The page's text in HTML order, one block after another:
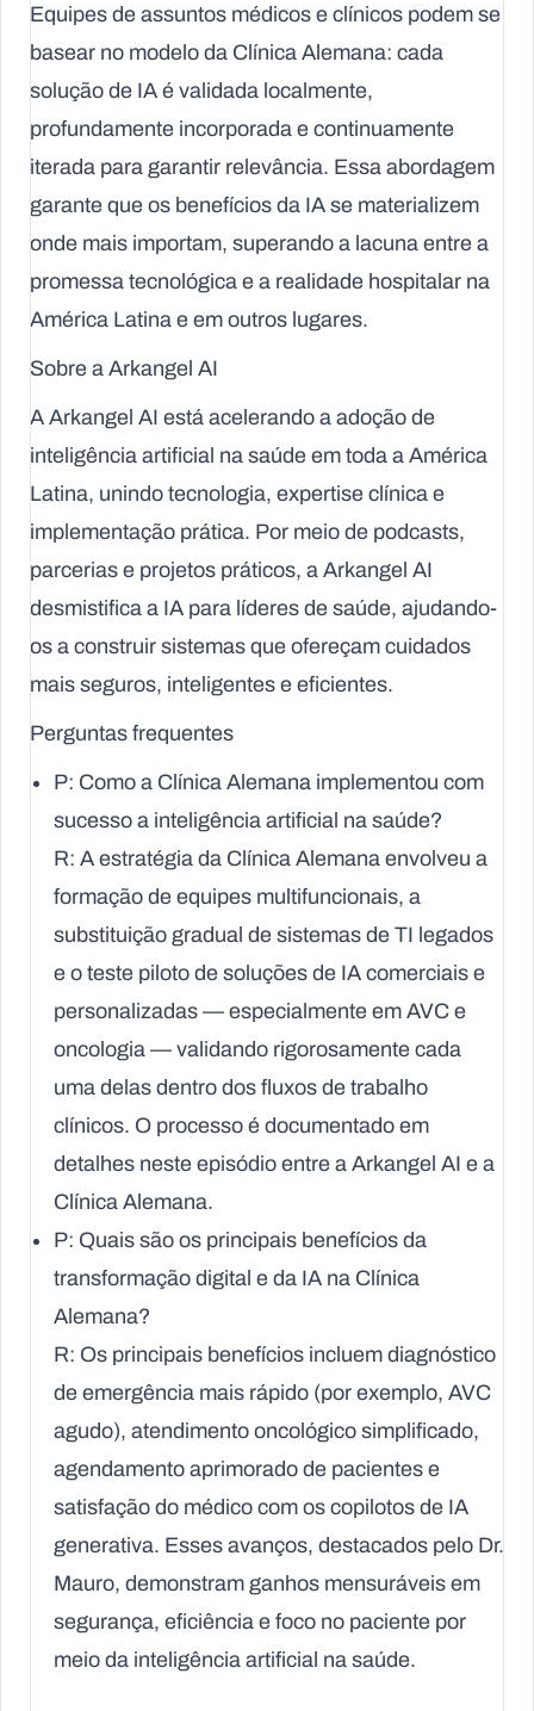
Equipes de assuntos médicos e clínicos podem se
basear no modelo da Clínica Alemana: cada
solução de IA é validada localmente,
profundamente incorporada e continuamente
iterada para garantir relevância. Essa abordagem
garante que os benefícios da IA se materializem
onde mais importam, superando a lacuna entre a
promessa tecnológica e a realidade hospitalar na
América Latina e em outros lugares.
Sobre a Arkangel AI
A Arkangel AI está acelerando a adoção de
inteligência artificial na saúde em toda a América
Latina, unindo tecnologia, expertise clínica e
implementação prática. Por meio de podcasts,
parcerias e projetos práticos, a Arkangel AI
desmistifica a IA para líderes de saúde, ajudando-
os a construir sistemas que ofereçam cuidados
mais seguros, inteligentes e eficientes.
Perguntas frequentes
P: Como a Clínica Alemana implementou com
sucesso a inteligência artificial na saúde?
R: A estratégia da Clínica Alemana envolveu a
formação de equipes multifuncionais, a
substituição gradual de sistemas de TI legados
e o teste piloto de soluções de IA comerciais e
personalizadas — especialmente em AVC e
oncologia — validando rigorosamente cada
uma delas dentro dos fluxos de trabalho
clínicos. O processo é documentado em
detalhes neste episódio entre a Arkangel AI e a
Clínica Alemana.
P: Quais são os principais benefícios da
transformação digital e da IA na Clínica
Alemana?
R: Os principais benefícios incluem diagnóstico
de emergência mais rápido (por exemplo, AVC
agudo), atendimento oncológico simplificado,
agendamento aprimorado de pacientes e
satisfação do médico com os copilotos de IA
generativa. Esses avanços, destacados pelo Dr.
Mauro, demonstram ganhos mensuráveis em
segurança, eficiência e foco no paciente por
meio da inteligência artificial na saúde.